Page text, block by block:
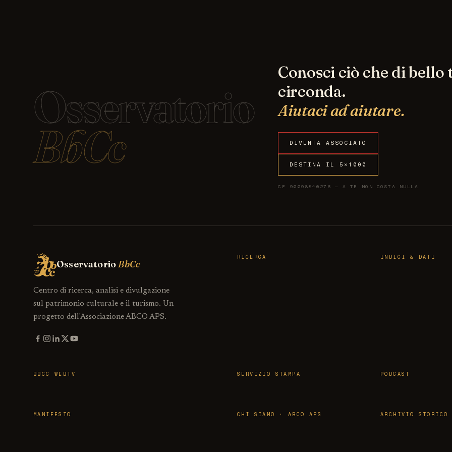
Osservatorio
BbCc
Conosci ciò che di bello
circonda.
Aiutaci ad aiutare.
DIVENTA ASSOCIATO
DESTINA IL 5×1000
CF 90098840276 — A TE NON COSTA NULLA
OsservatorioBbCc
Centro di ricerca, analisi e divulgazione
sul patrimonio culturale e il turismo. Un
progetto dell'Associazione ABCO APS.
RICERCA INDICI & DATI
BBCC WEBTV SERVIZIO STAMPA PODCAST
MANIFESTO CHI SIAMO · ABCO APS ARCHIVIO STORICO